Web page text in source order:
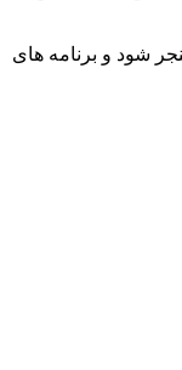
شود و برنامه های